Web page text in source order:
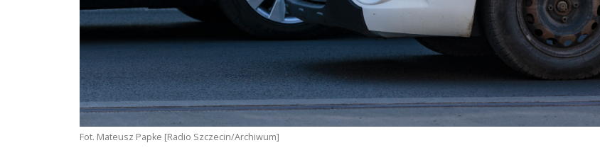
Fot. Mateusz Papke [Radio Szczecin/Archiwum]